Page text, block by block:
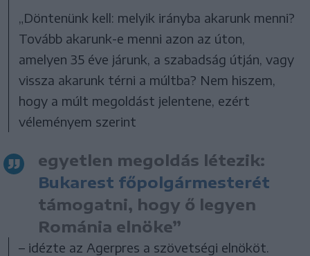
„Döntenünk kell: melyik irányba akarunk menni?
Tovább akarunk-e menni azon az úton,
amelyen 35 éve járunk, a szabadság útján, vagy
vissza akarunk térni a múltba? Nem hiszem,
hogy a múlt megoldást jelentene, ezért
véleményem szerint
egyetlen megoldás létezik:
Bukarest főpolgármesterét
támogatni, hogy ő legyen
Románia elnöke”
– idézte az Agerpres a szövetségi elnököt.